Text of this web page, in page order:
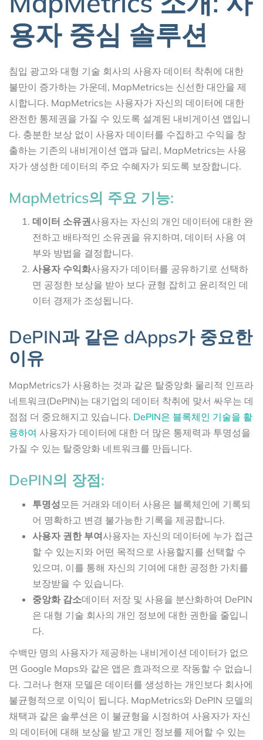
용자 중심 솔루션
침입 광고와 대형 기술 회사의 사용자 데이터 착취에 대한
불만이 증가하는 가운데, MapMetrics는 신선한 대안을 제
시합니다. MapMetrics는 사용자가 자신의 데이터에 대한
완전한 통제권을 가질 수 있도록 설계된 내비게이션 앱입니
다. 충분한 보상 없이 사용자 데이터를 수집하고 수익을 창
출하는 기존의 내비게이션 앱과 달리, MapMetrics는 사용
자가 생성한 데이터의 주요 수혜자가 되도록 보장합니다.
MapMetrics의 주요 기능:
데이터 소유권사용자는 자신의 개인 데이터에 대한 완
전하고 배타적인 소유권을 유지하며, 데이터 사용 여
부와 방법을 결정합니다.
사용자 수익화사용자가 데이터를 공유하기로 선택하
면 공정한 보상을 받아 보다 균형 잡히고 윤리적인 데
이터 경제가 조성됩니다.
DePIN과 같은 dApps가 중요한
이유
MapMetrics가 사용하는 것과 같은 탈중앙화 물리적 인프라
네트워크(DePIN)는 대기업의 데이터 착취에 맞서 싸우는 데
점점 더 중요해지고 있습니다. DePIN은 블록체인 기술을 활
용하여 사용자가 데이터에 대한 더 많은 통제력과 투명성을
가질 수 있는 탈중앙화 네트워크를 만듭니다.
DePIN의 장점:
투명성 모든 거래와 데이터 사용은 블록체인에 기록되
어 명확하고 변경 불가능한 기록을 제공합니다.
사용자 권한 부여사용자는 자신의 데이터에 누가 접근
할 수 있는지와 어떤 목적으로 사용할지를 선택할 수
있으며, 이를 통해 자신의 기여에 대한 공정한 가치를
보장받을 수 있습니다.
중앙화 감소데이터 저장 및 사용을 분산화하여 DePIN
은 대형 기술 회사의 개인 정보에 대한 권한을 줄입니
다.
수백만 명의 사용자가 제공하는 내비게이션 데이터가 없으
면 Google Maps와 같은 앱은 효과적으로 작동할 수 없습니
다. 그러나 현재 모델은 데이터를 생성하는 개인보다 회사에
불균형적으로 이익이 됩니다. MapMetrics와 DePIN 모델의
채택과 같은 솔루션은 이 불균형을 시정하여 사용자가 자신
의 데이터에 대해 보상을 받고 개인 정보를 제어할 수 있는